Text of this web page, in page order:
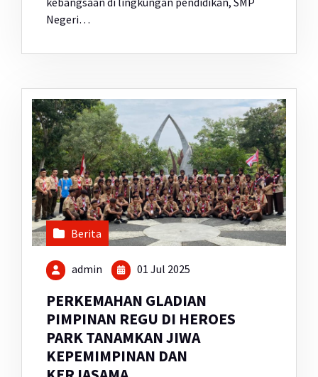
Negeri…
Berita
admin 01 Jul 2025
PERKEMAHAN GLADIAN
PIMPINAN REGU DI HEROES
PARK TANAMKAN JIWA
KEPEMIMPINAN DAN